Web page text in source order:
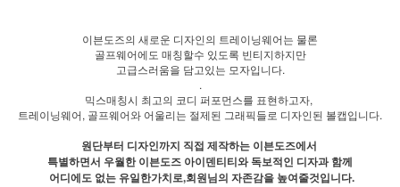
이븐도즈의 새로운 디자인의 트레이닝웨어는 물론
골프웨어에도 매칭할수 있도록 빈티지하지만
고급스러움을 담고있는 모자입니다.
.
믹스매칭시 최고의 코디 퍼포먼스를 표현하고자,
트레이닝웨어, 골프웨어와 어울리는 절제된 그래픽들로 디자인된 볼캡입니다.
원단부터 디자인까지 직접 제작하는 이븐도즈에서
특별하면서 우월한 이븐도즈 아이덴티티와 독보적인 디자과 함께
어디에도 없는 유일한가치로,회원님의 자존감을 높여줄것입니다.